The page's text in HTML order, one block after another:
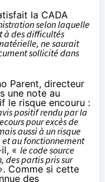
la CADA
selon laquelle
à des difficultés
ne saurait
sollicité dans
Parent, directeur
une note au
le risque encouru :
positif rendu par la
pour excès de
aussi à un risque
au fonctionnement
« le code source
des partis pris sur
Comme si cette
des